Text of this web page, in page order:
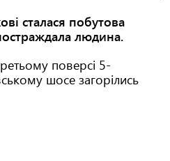
сталася побутова
людина.
поверсі 5-
шосе загорілись